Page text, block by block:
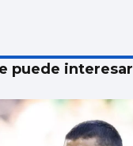
puede interesar